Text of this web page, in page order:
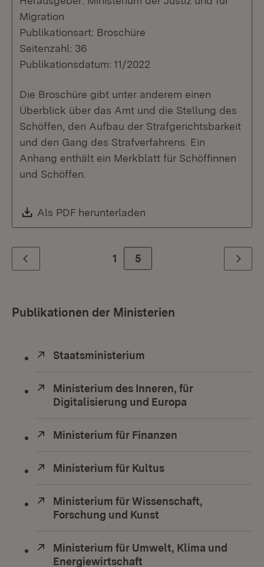
Migration
Publikationsart: Broschüre
Seitenzahl: 36
Publikationsdatum: 11/2022
Die Broschüre gibt unter anderem einen
Überblick über das Amt und die Stellung des
Schöffen, den Aufbau der Strafgerichtsbarkeit
und den Gang des Strafverfahrens. Ein
Anhang enthält ein Merkblatt für Schöffinnen
und Schöffen.
Download:
Als PDF herunterladen
Zurück 1 Zur Seite
5 Weiter
Publikationen der Ministerien
Extern:
Staatsministerium
Extern:
Ministerium des Inneren, für
Digitalisierung und Europa
Extern:
Ministerium für Finanzen
Extern:
Ministerium für Kultus
Extern:
Ministerium für Wissenschaft,
Forschung und Kunst
Extern:
Ministerium für Umwelt, Klima und
Energiewirtschaft